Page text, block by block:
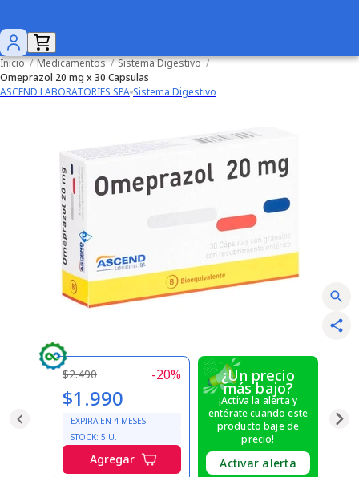
Inicio / Medicamentos / Sistema Digestivo /
Omeprazol 20 mg x 30 Capsulas
ASCEND LABORATORIES SPA Sistema Digestivo
$2.490 -20%
$1.990
EXPIRA EN 4 MESES
STOCK: 5 U.
Agregar
¿Un precio
más bajo?
¡Activa la alerta y
entérate cuando este
producto baje de
precio!
Activar alerta